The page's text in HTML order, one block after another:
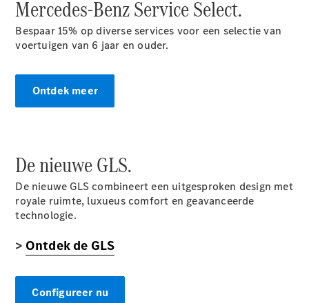
Alle Cabrios
CLE Cabrio
Mercedes-
Roadster
Mercedes-
Configurator
Mercedes-
Benz Store
Grand Limousine
Mercedes-Benz Service Select.
Bespaar 15% op diverse services voor een selectie van
voertuigen van 6 jaar en ouder.
Ontdek meer
De nieuwe GLS.
De nieuwe GLS combineert een uitgesproken design met
royale ruimte, luxueus comfort en geavanceerde
technologie.
> Ontdek de GLS
Configureer nu